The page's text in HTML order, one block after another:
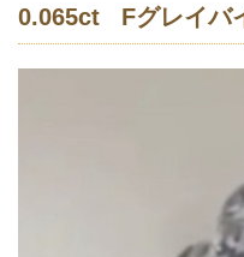
0.065ct Fグレイバ